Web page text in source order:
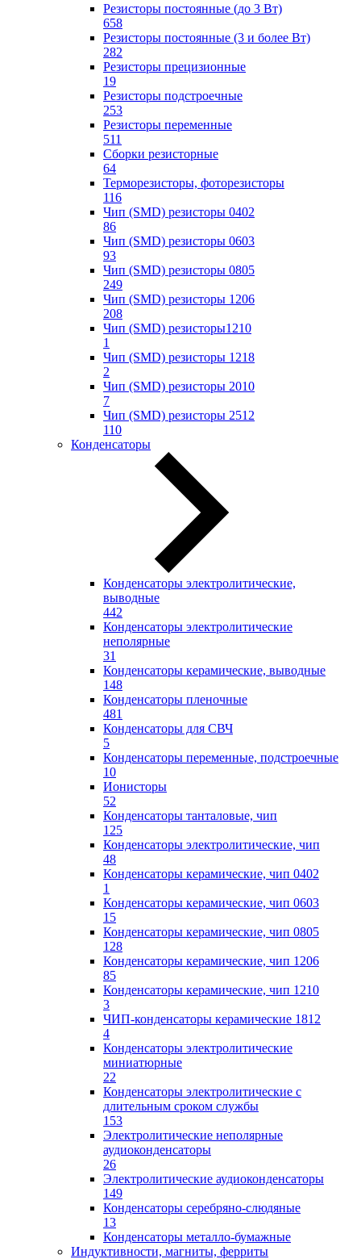
Резисторы постоянные (до 3 Вт)
658
Резисторы постоянные (3 и более Вт)
282
Резисторы прецизионные
19
Резисторы подстроечные
253
Резисторы переменные
511
Сборки резисторные
64
Терморезисторы, фоторезисторы
116
Чип (SMD) резисторы 0402
86
Чип (SMD) резисторы 0603
93
Чип (SMD) резисторы 0805
249
Чип (SMD) резисторы 1206
208
Чип (SMD) резисторы1210
1
Чип (SMD) резисторы 1218
2
Чип (SMD) резисторы 2010
7
Чип (SMD) резисторы 2512
110
Конденсаторы
Конденсаторы электролитические,
выводные
442
Конденсаторы электролитические
неполярные
31
Конденсаторы керамические, выводные
148
Конденсаторы пленочные
481
Конденсаторы для СВЧ
5
Конденсаторы переменные, подстроечные
10
Ионисторы
52
Конденсаторы танталовые, чип
125
Конденсаторы электролитические, чип
48
Конденсаторы керамические, чип 0402
1
Конденсаторы керамические, чип 0603
15
Конденсаторы керамические, чип 0805
128
Конденсаторы керамические, чип 1206
85
Конденсаторы керамические, чип 1210
3
ЧИП-конденсаторы керамические 1812
4
Конденсаторы электролитические
миниатюрные
22
Конденсаторы электролитические с
длительным сроком службы
153
Электролитические неполярные
аудиоконденсаторы
26
Электролитические аудиоконденсаторы
149
Конденсаторы серебряно-слюдяные
13
Конденсаторы металло-бумажные
Индуктивности, магниты, ферриты